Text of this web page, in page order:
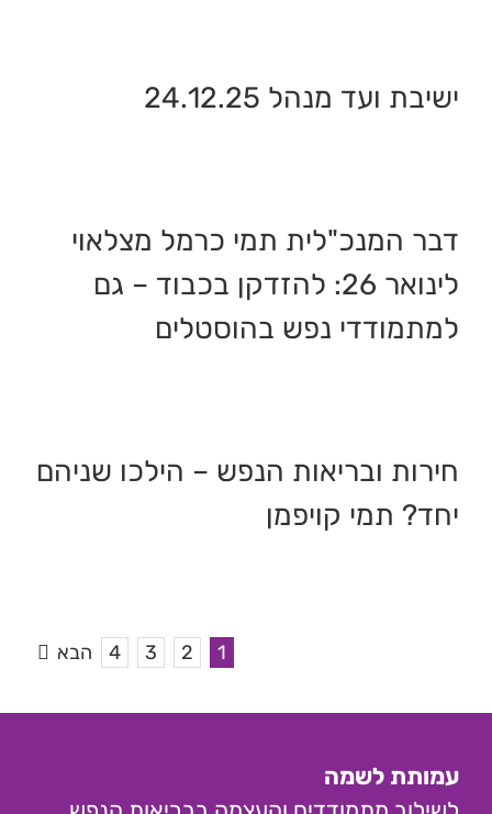
ישיבת ועד מנהל 24.12.25
דבר המנכ"לית תמי כרמל מצלאוי
לינואר 26: להזדקן בכבוד – גם
למתמודדי נפש בהוסטלים
חירות ובריאות הנפש – הילכו שניהם
יחד? תמי קויפמן
1
2
3
4 הבא
עמותת לשמה